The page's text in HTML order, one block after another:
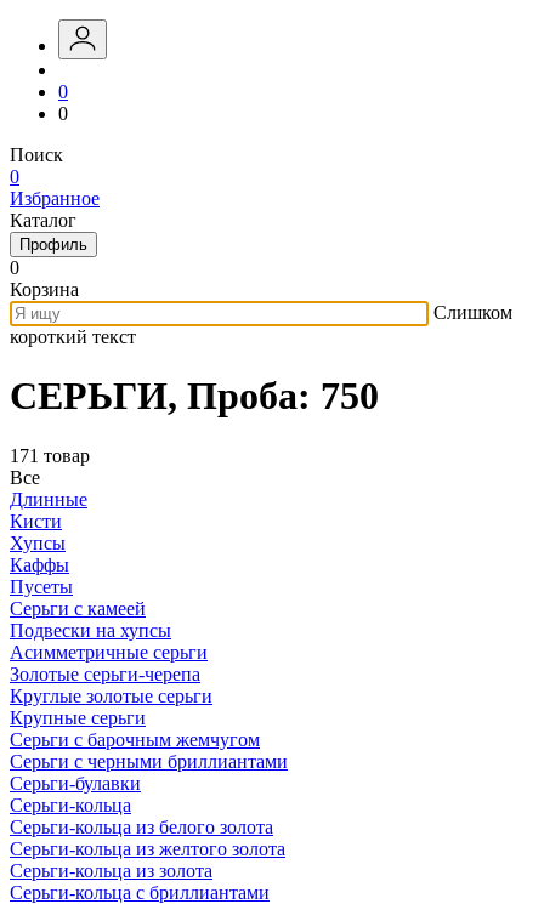
0
0
Поиск
0
Избранное
Каталог
Профиль
0
Корзина
Слишком
короткий текст
СЕРЬГИ, Проба: 750
171 товар
Все
Длинные
Кисти
Хупсы
Каффы
Пусеты
Серьги с камеей
Подвески на хупсы
Асимметричные серьги
Золотые серьги-черепа
Круглые золотые серьги
Крупные серьги
Серьги с барочным жемчугом
Серьги с черными бриллиантами
Серьги-булавки
Серьги-кольца
Серьги-кольца из белого золота
Серьги-кольца из желтого золота
Серьги-кольца из золота
Серьги-кольца с бриллиантами